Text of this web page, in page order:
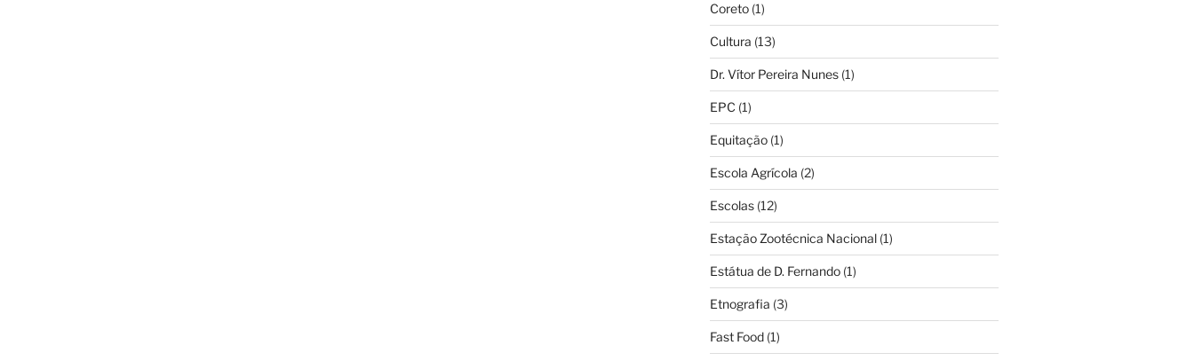
Coreto(1)
Cultura (13)
Dr. Vítor Pereira Nunes(1)
EPC (1)
Equitação(1)
Escola Agrícola (2)
Escolas(12)
Estação Zootécnica Nacional(1)
Estátua de D. Fernando(1)
Etnografia (3)
Fast Food(1)